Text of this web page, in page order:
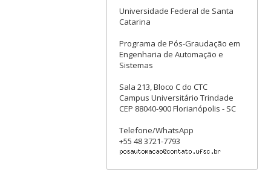
Universidade Federal de Santa
Catarina
Programa de Pós-Graudação em
Engenharia de Automação e
Sistemas
Sala 213, Bloco C do CTC
Campus Universitário Trindade
CEP 88040-900 Florianópolis - SC
Telefone/WhatsApp
+55 48 3721-7793